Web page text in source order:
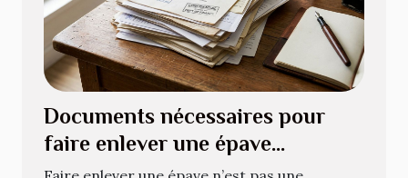
Documents nécessaires pour
faire enlever une épave
légalement